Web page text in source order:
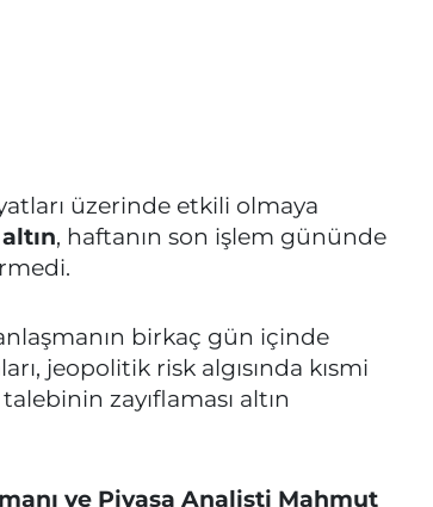
üzerinde etkili olmaya
altın, haftanın son işlem gününde
birkaç gün içinde
jeopolitik risk algısında kısmi
zayıflaması altın
ve Piyasa Analisti Mahmut